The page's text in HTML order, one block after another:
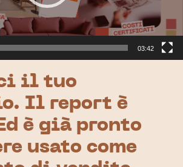
03:42
il tuo
Il report è
è già pronto
usato come